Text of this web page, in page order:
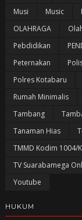
Musi
Music
OLAHRAGA
Pebdidikan
Peternakan
Polres Kotabaru
Rumah Minimalis
Tambang
Tanaman Hias
TMMD Kodim 1004/
TV Suarabamega
Youtube
HUKUM